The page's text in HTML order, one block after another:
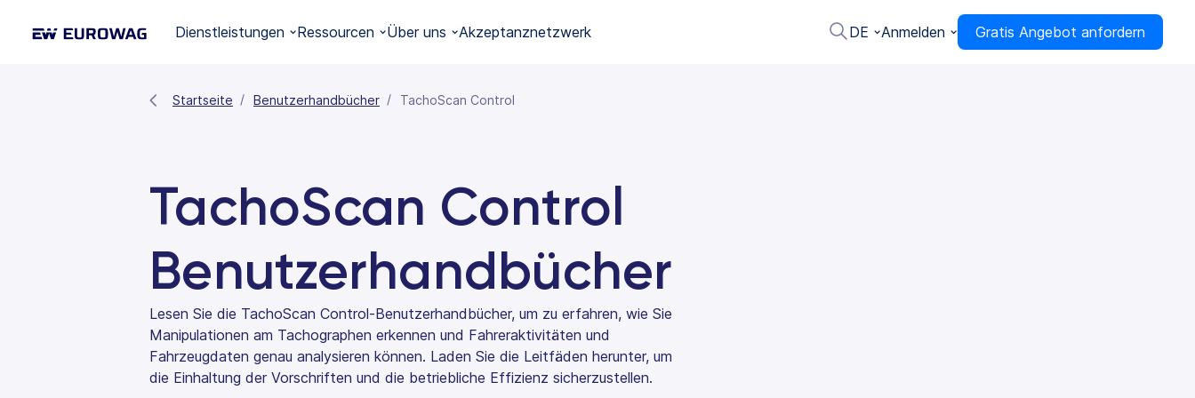
Dienstleistungen Ressourcen Über uns Akzeptanznetzwerk DE Anmelden Gratis Angebot anfordern
Startseite Benutzerhandbücher TachoScan Control
TachoScan Control
Benutzerhandbücher
Lesen Sie die TachoScan Control-Benutzerhandbücher, um zu erfahren, wie Sie
Manipulationen am Tachographen erkennen und Fahreraktivitäten und
Fahrzeugdaten genau analysieren können. Laden Sie die Leitfäden herunter, um
die Einhaltung der Vorschriften und die betriebliche Effizienz sicherzustellen.